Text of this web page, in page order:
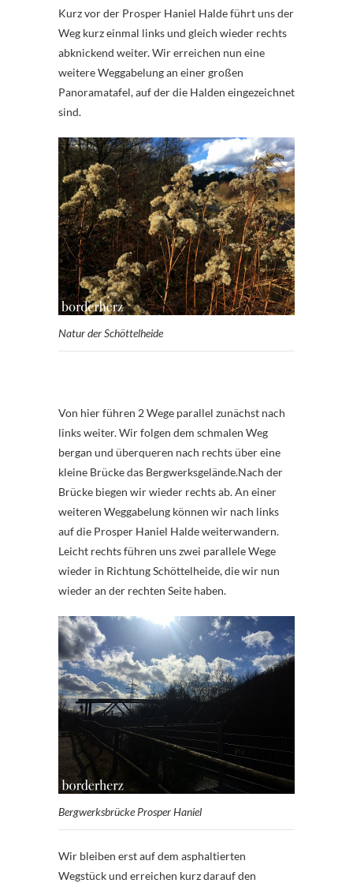
Kurz vor der Prosper Haniel Halde führt uns der
Weg kurz einmal links und gleich wieder rechts
abknickend weiter. Wir erreichen nun eine
weitere Weggabelung an einer großen
Panoramatafel, auf der die Halden eingezeichnet
sind.
Natur der Schöttelheide
Von hier führen 2 Wege parallel zunächst nach
links weiter. Wir folgen dem schmalen Weg
bergan und überqueren nach rechts über eine
kleine Brücke das Bergwerksgelände.Nach der
Brücke biegen wir wieder rechts ab. An einer
weiteren Weggabelung können wir nach links
auf die Prosper Haniel Halde weiterwandern.
Leicht rechts führen uns zwei parallele Wege
wieder in Richtung Schöttelheide, die wir nun
wieder an der rechten Seite haben.
Bergwerksbrücke Prosper Haniel
Wir bleiben erst auf dem asphaltierten
Wegstück und erreichen kurz darauf den